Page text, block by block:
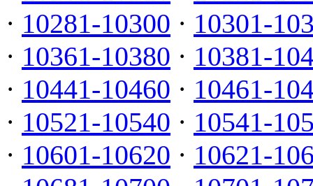
· 10281-10300 · 10301-
· 10361-10380 · 10381-
· 10441-10460 · 10461-
· 10521-10540 · 10541-
· 10601-10620 · 10621-